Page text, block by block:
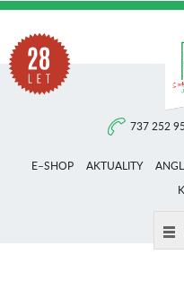
737 252
E–SHOP AKTUALITY